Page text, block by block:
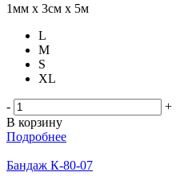
1мм х 3см х 5м
L
M
S
XL
-
+
В корзину
Подробнее
Бандаж К-80-07